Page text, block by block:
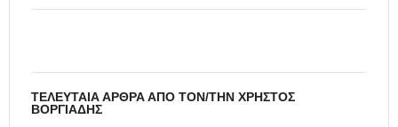
ΤΕΛΕΥΤΑΊΑ ΆΡΘΡΑ ΑΠΌ ΤΟΝ/ΤΗΝ ΧΡΉΣΤΟΣ
ΒΟΡΓΙΆΔΗΣ